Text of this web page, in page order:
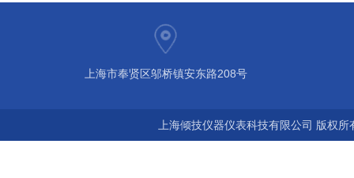
上海市奉贤区邬桥镇安东路208号
上海倾技仪器仪表科技有限公司 版权